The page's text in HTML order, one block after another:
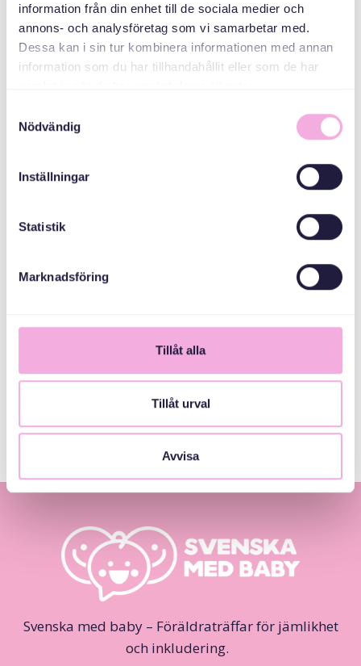
information från din enhet till de sociala medier och
annons- och analysföretag som vi samarbetar med.
Dessa kan i sin tur kombinera informationen med annan
information som du har tillhandahållit eller som de har
Nödvändig
Inställningar
Statistik
Marknadsföring
Tillåt alla
Tillåt urval
Avvisa
Svenska med baby – Föräldraträffar för jämlikhet
och inkludering.